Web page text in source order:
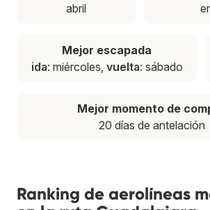
abril
Mejor escapada
ida: miércoles, vuelta: sábado
Mejor momento de
20 días de antelación
Ranking de aerolíneas